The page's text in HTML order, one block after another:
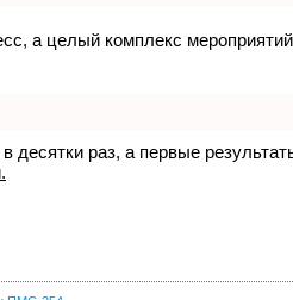
а целый комплекс
десятки раз, а первые